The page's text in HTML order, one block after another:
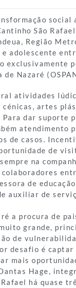
São
Região
adolescente
exclusivamente
de Nazaré
atividades
artes
dar suporte
atendimento
de casos.
de
na
de
auxiliar de
a procura de
grande,
de
desafio é
mais
Hage,
há quase